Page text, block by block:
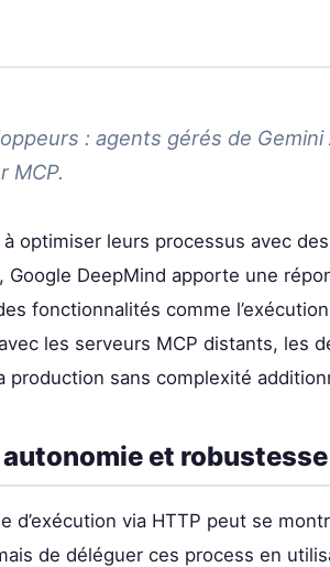
: agents gérés de
MCP.
optimiser leurs processus avec
Google DeepMind apporte une
fonctionnalités comme
les serveurs MCP distants, les
production sans complexité
autonomie et robustesse
d’exécution via HTTP peut se
de déléguer ces process en